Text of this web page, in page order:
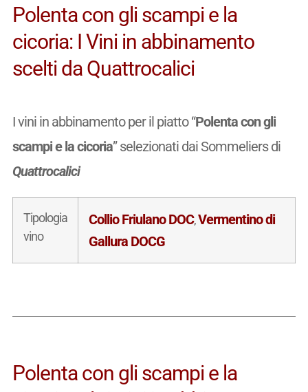
Polenta con gli scampi e la
cicoria: I Vini in abbinamento
scelti da Quattrocalici
I vini in abbinamento per il piatto “Polenta con gli
scampi e la cicoria” selezionati dai Sommeliers di
Quattrocalici
Tipologia
vino
Collio Friulano DOC,Vermentino di
Gallura DOCG
Polenta con gli scampi e la